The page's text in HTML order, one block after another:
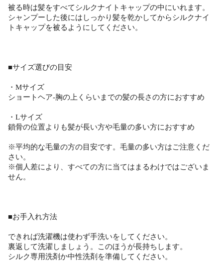
被る時は髪をすべてシルクナイトキャップの中にいれます。
シャンプーした後にはしっかり髪を乾かしてからシルクナイ
トキャップを被るようにしてください。
■サイズ選びの目安
・Mサイズ
ショートヘア-胸の上くらいまでの髪の長さの方におすすめ
・Lサイズ
鎖骨の位置よりも髪が長い方や毛量の多い方におすすめ
※平均的な毛量の方の目安です。毛量の多い方はご注意くだ
さい。
※個人差により、すべての方に当てはまるわけではございま
せん。
■お手入れ方法
できれば洗濯機は使わず手洗いをしてください。
裏返して洗濯しましょう。このほうが長持ちします。
シルク専用洗剤か中性洗剤を準備してください。